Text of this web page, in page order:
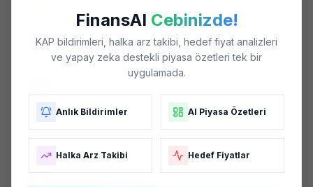
FinansAI Cebinizde!
KAP bildirimleri, halka arz takibi, hedef fiyat analizleri
ve yapay zeka destekli piyasa özetleri tek bir
uygulamada.
Anlık Bildirimler AI Piyasa Özetleri
Halka Arz Takibi Hedef Fiyatlar
Ak Yatırım 41 +%80.0 33AL8 TUT 0SATİNCELE
Ünlü & Co 39 +%69.0